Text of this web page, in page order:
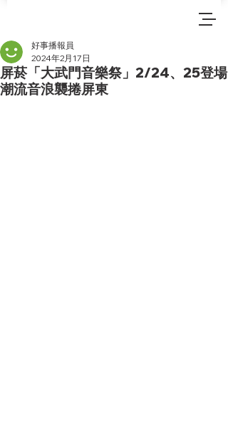
屏菸「大武門音樂祭」2/24、25登場
潮流音浪襲捲屏東
好事播報員
2024年2月17日